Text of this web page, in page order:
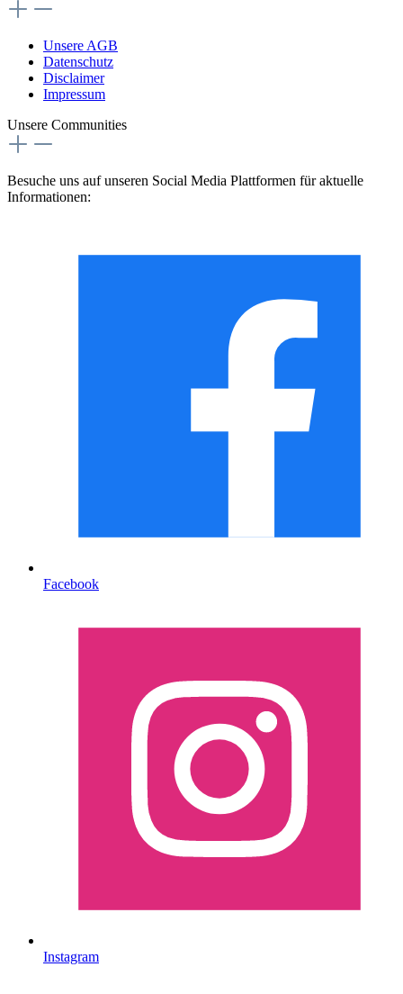
Unsere AGB
Datenschutz
Disclaimer
Impressum
Unsere Communities
Besuche uns auf unseren Social Media Plattformen für aktuelle
Informationen:
Facebook
Instagram